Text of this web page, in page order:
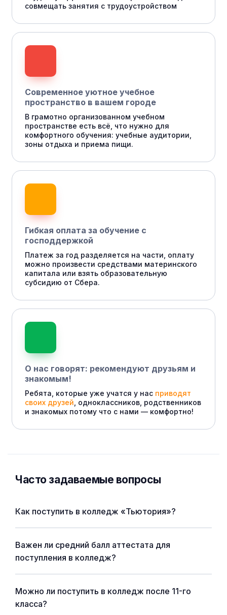
совмещать занятия с трудоустройством
Современное уютное учебное
пространство в вашем городе
В грамотно организованном учебном
пространстве есть всё, что нужно для
комфортного обучения: учебные аудитории,
зоны отдыха и приема пищи.
Гибкая оплата за обучение с
господдержкой
Платеж за год разделяется на части, оплату
можно произвести средствами материнского
капитала или взять образовательную
субсидию от Сбера.
О нас говорят: рекомендуют друзьям и
знакомым!
Ребята, которые уже учатся у нас приводят
своих друзей , одноклассников, родственников
и знакомых потому что с нами — комфортно!
Часто задаваемые вопросы
Как поступить в колледж «Тьютория»?
Важен ли средний балл аттестата для
поступления в колледж?
Можно ли поступить в колледж после 11-го
класса?